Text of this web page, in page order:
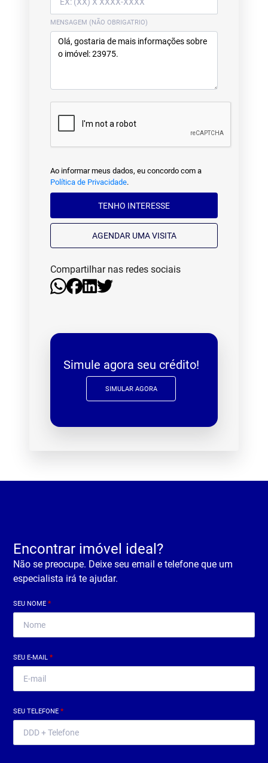
MENSAGEM (NÃO OBRIGATRIO)
Ao informar meus dados, eu concordo com a
Política de Privacidade.
TENHO INTERESSE
AGENDAR UMA VISITA
Compartilhar nas redes sociais
Simule agora seu crédito!
SIMULAR AGORA
Encontrar imóvel ideal?
Não se preocupe. Deixe seu email e telefone que um
especialista irá te ajudar.
SEU NOME*
SEU E-MAIL*
SEU TELEFONE*